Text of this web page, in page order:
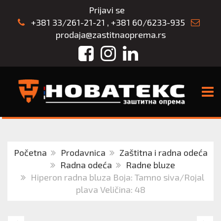
Prijavi se
+381 33/261-21-21 , +381 60/6233-935
prodaja@zastitnaoprema.rs
FacebookInstagram
LinkedIn
Početna Prodavnica
Zaštitna i radna odeća
Radna odeća
Radne bluze
Hiperon radna bluza Boja: Tamno siva/Rojal
plava Veličina: 48